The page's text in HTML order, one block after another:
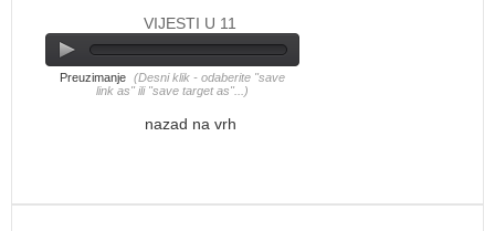
VIJESTI U 11
Preuzimanje (Desni klik - odaberite "save
link as" ili "save target as"...)
nazad na vrh
Zaboravili ste lozinku?